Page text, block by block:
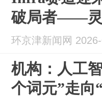
破局者——
环京津新闻网
机构：人工
个词元”走向